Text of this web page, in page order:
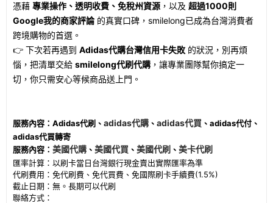
憑藉 專業操作、透明收費、免稅州資源 ，以及 超過1000則
Google我的商家評論 的真實口碑，smilelong已成為台灣消費者
跨境購物的首選。
👉 下次若再遇到 Adidas代購台灣信用卡失敗 的狀況，別再煩
惱，把清單交給 smilelong代刷代購 ，讓專業團隊幫你搞定一
切，你只需安心等候商品送上門。
服務內容：Adidas代刷、 adidas代購 、 adidas代買 、adidas代付、
adidas代買轉寄
服務內容： 美國代購 、 美國代買 、 美國代刷 、 美卡代刷
匯率計算：以刷卡當日台灣銀行現金賣出實際匯率為準
代刷費用：免代刷費、免代買費、免國際刷卡手續費(1.5%)
截止日期：無。長期可以代刷
聯絡方式：